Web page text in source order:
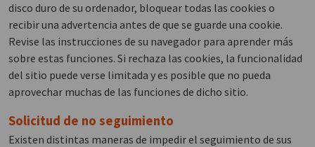
disco duro de su ordenador, bloquear todas las cookies o
recibir una advertencia antes de que se guarde una cookie.
Revise las instrucciones de su navegador para aprender más
sobre estas funciones. Si rechaza las cookies, la funcionalidad
del sitio puede verse limitada y es posible que no pueda
aprovechar muchas de las funciones de dicho sitio.
Solicitud de no seguimiento
Existen distintas maneras de impedir el seguimiento de sus